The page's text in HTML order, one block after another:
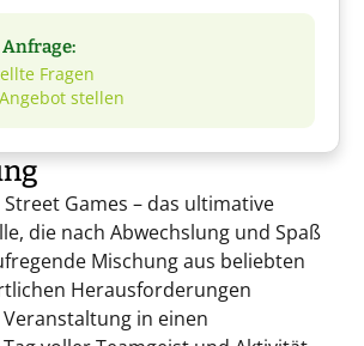
Fragen
stellen
Games – das ultimative
die nach Abwechslung und Spaß
Mischung aus beliebten
Herausforderungen
in einen